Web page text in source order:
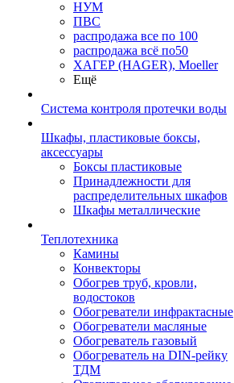
НУМ
ПВС
распродажа все по 100
распродажа всё по50
ХАГЕР (HAGER), Moeller
Ещё
Система контроля протечки воды
Шкафы, пластиковые боксы,
аксессуары
Боксы пластиковые
Принадлежности для
распределительных шкафов
Шкафы металлические
Теплотехника
Камины
Конвекторы
Обогрев труб, кровли,
водостоков
Обогреватели инфрактасные
Обогреватели масляные
Обогреватель газовый
Обогреватель на DIN-рейку
ТДМ